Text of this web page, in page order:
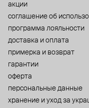
акции
cоглашение об
программа лояльности
доставка и оплата
примерка и возврат
гарантии
оферта
персональные данные
хранение и уход за